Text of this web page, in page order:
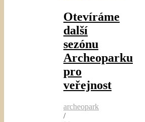
Otevíráme
další
sezónu
Archeoparku
pro
veřejnost
archeopark
/